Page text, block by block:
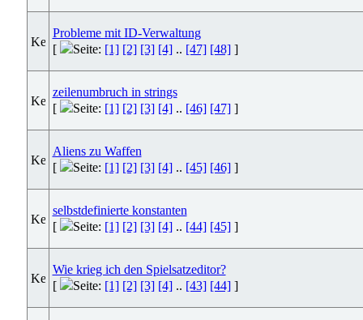
Probleme mit ID-Verwaltung
[
Seite: [1] [2] [3] [4].. [47] [48]]
zeilenumbruch in strings
[
Seite: [1] [2] [3] [4].. [46] [47]]
Aliens zu Waffen
[
Seite: [1] [2] [3] [4].. [45] [46]]
selbstdefinierte konstanten
[
Seite: [1] [2] [3] [4].. [44] [45]]
Wie krieg ich den Spielsatzeditor?
[
Seite: [1] [2] [3] [4].. [43] [44]]